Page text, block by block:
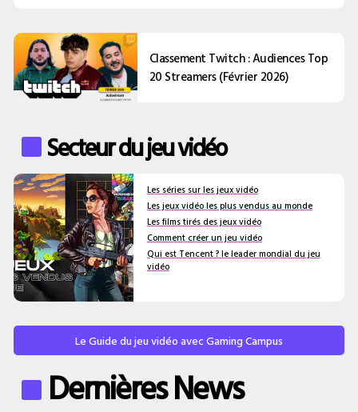
Classement Twitch : Audiences Top
20 Streamers (Février 2026)
Secteur du jeu vidéo
Les séries sur les jeux vidéo
Les jeux vidéo les plus vendus au monde
Les films tirés des jeux vidéo
Comment créer un jeu vidéo
Qui est Tencent ? le leader mondial du jeu
vidéo
Le Guide du jeu vidéo avec Gaming Campus
Dernières News